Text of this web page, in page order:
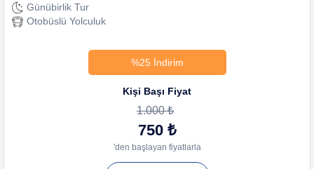
Günübirlik Tur
Otobüslü Yolculuk
%25 İndirim
Kişi Başı Fiyat
1.000 ₺
750 ₺
'den başlayan fiyatlarla